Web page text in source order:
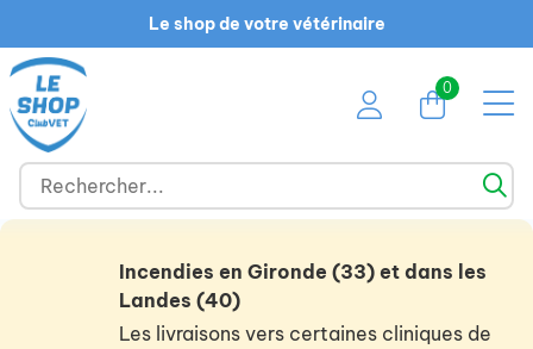
Le shop de votre vétérinaire
0
Incendies en Gironde (33) et dans les
Landes (40)
Les livraisons vers certaines cliniques de